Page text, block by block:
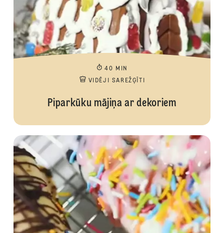
40 MIN
VIDĒJI SAREŽĢĪTI
Piparkūku mājiņa ar dekoriem